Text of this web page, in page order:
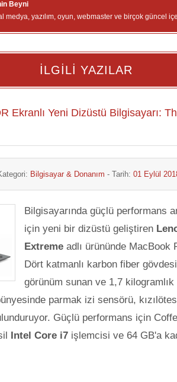
Beyni
medya, yazılım, oyun, webmaster ve birçok güncel
İLGİLİ YAZILAR
Ekranlı Yeni Dizüstü Bilgisayarı:
Bilgisayar & Donanım - Tarih: 01 Eylül
Bilgisayarında güçlü performans
için yeni bir dizüstü geliştiren
Extreme adlı ürününde MacBook
Dört katmanlı karbon fiber
görünüm sunan ve 1,7 kilogramlık
parmak izi sensörü,
Güçlü performans için
Intel Core i7 işlemcisi ve 64 GB'a